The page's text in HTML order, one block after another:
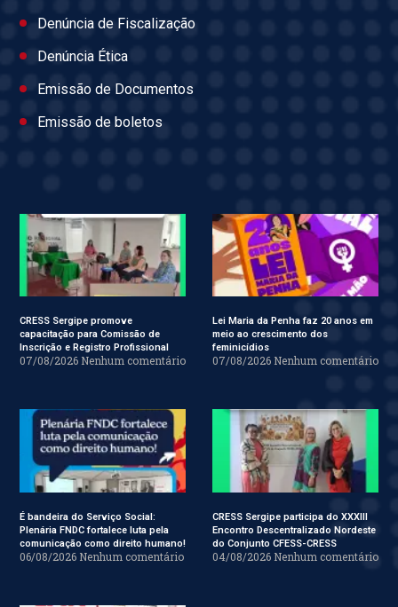
Denúncia de Fiscalização
Denúncia Ética
Emissão de Documentos
Emissão de boletos
CRESS Sergipe promove
capacitação para Comissão de
Inscrição e Registro Profissional
07/08/2026 Nenhum comentário
Lei Maria da Penha faz 20 anos em
meio ao crescimento dos
feminicídios
07/08/2026 Nenhum comentário
É bandeira do Serviço Social:
Plenária FNDC fortalece luta pela
comunicação como direito humano!
06/08/2026 Nenhum comentário
CRESS Sergipe participa do XXXIII
Encontro Descentralizado Nordeste
do Conjunto CFESS-CRESS
04/08/2026 Nenhum comentário